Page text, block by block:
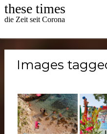
Skip
tothese times
die Zeit seit Corona
Images